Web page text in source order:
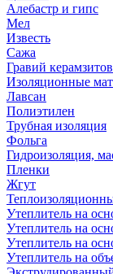
Алебастр и гипс
Мел
Известь
Сажа
Гравий
Изоляционные
Лавсан
Полиэтилен
Трубная изоляция
Фольга
Гидроизоляция,
Пленки
Жгут
Утеплитель на
Утеплитель на
Утеплитель на
Утеплитель на